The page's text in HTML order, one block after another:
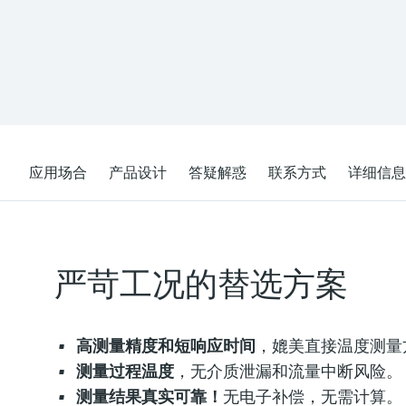
应用场合 产品设计 答疑解惑 联系方式 详细信息
严苛工况的替选方案
高测量精度和短响应时间 ，媲美直接温度测
测量过程温度 ，无介质泄漏和流量中断风险。
测量结果真实可靠！ 无电子补偿，无需计算。